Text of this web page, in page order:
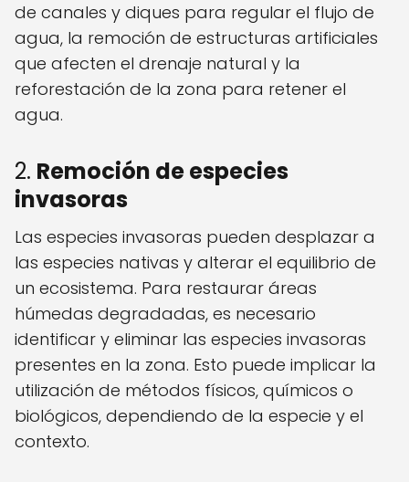
de canales y diques para regular el flujo de
agua, la remoción de estructuras artificiales
que afecten el drenaje natural y la
reforestación de la zona para retener el
agua.
2. Remoción de especies
invasoras
Las especies invasoras pueden desplazar a
las especies nativas y alterar el equilibrio de
un ecosistema. Para restaurar áreas
húmedas degradadas, es necesario
identificar y eliminar las especies invasoras
presentes en la zona. Esto puede implicar la
utilización de métodos físicos, químicos o
biológicos, dependiendo de la especie y el
contexto.